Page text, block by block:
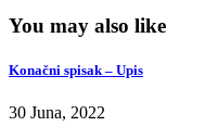
You may also like
Konačni spisak – Upis
30 Juna, 2022